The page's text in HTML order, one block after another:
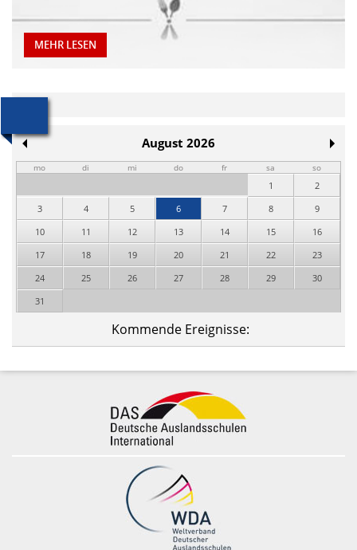
MEHR LESEN
August 2026
mo di mi do fr sa so
1
2
3
4 5 6 7 8
9
10
11 12 13 14 15
16
17
18 19 20 21 22
23
24
25 26 27 28 29
30
31
Kommende Ereignisse: